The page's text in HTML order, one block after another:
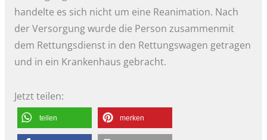
handelte es sich nicht um eine Reanimation. Nach
der Versorgung wurde die Person zusammenmit
dem Rettungsdienst in den Rettungswagen getragen
und in ein Krankenhaus gebracht.
Jetzt teilen:
teilen merken